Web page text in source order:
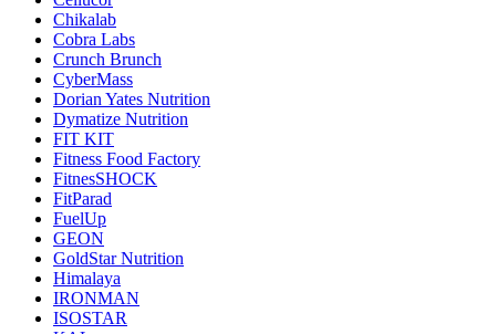
Chikalab
Cobra Labs
Crunch Brunch
CyberMass
Dorian Yates Nutrition
Dymatize Nutrition
FIT KIT
Fitness Food Factory
FitnesSHOCK
FitParad
FuelUp
GEON
GoldStar Nutrition
Himalaya
IRONMAN
ISOSTAR